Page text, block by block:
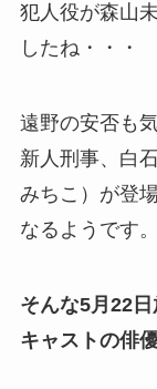
犯人役が森山
したね・・・
遠野の安否も
新人刑事、白
みちこ）が登
なるようです。
そんな5月22
キャストの俳